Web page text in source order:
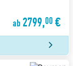
ab 2799,00 €